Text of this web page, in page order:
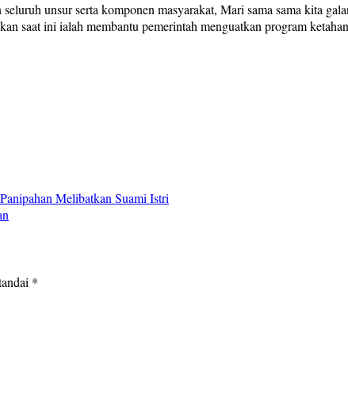
unsur serta komponen masyarakat, Mari sama sama kita
saat ini ialah membantu pemerintah menguatkan program
Melibatkan Suami Istri
*